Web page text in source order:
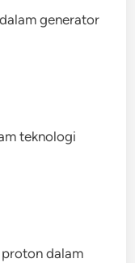
generator
teknologi
dalam